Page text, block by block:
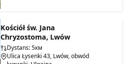
Kościół św. Jana
Chryzostoma, Lwów
Dystans: 5км
Ulica Łysenki 43, Lwów, obwód